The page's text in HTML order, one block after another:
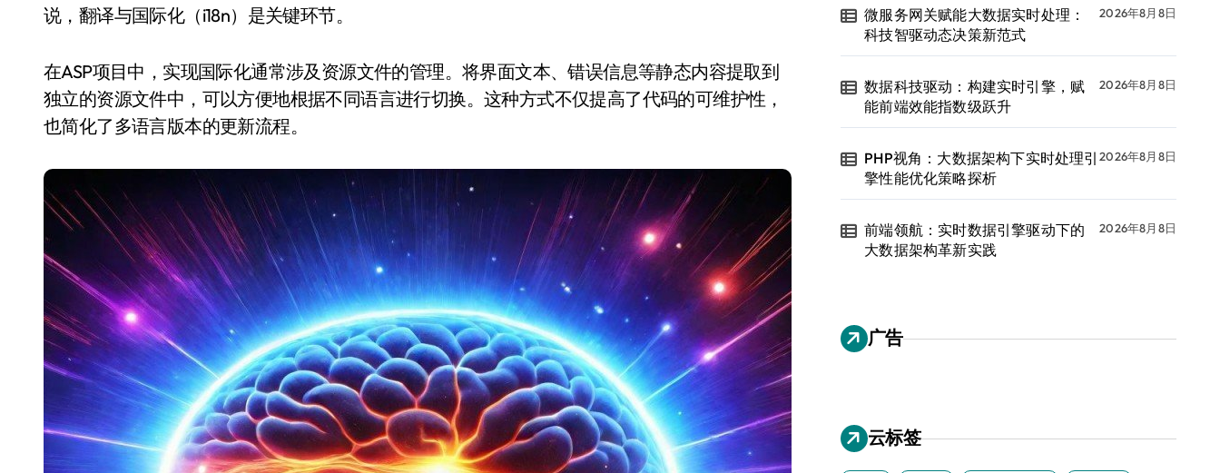
说，翻译与国际化（i18n）是关键环节。
在ASP项目中，实现国际化通常涉及资源文件的管理。将界面文本、错误信息等静态内容提取到
独立的资源文件中，可以方便地根据不同语言进行切换。这种方式不仅提高了代码的可维护性，
也简化了多语言版本的更新流程。
微服务网关赋能大数据实时处理：
科技智驱动态决策新范式
2026年8月8日
数据科技驱动：构建实时引擎，赋
能前端效能指数级跃升
2026年8月8日
PHP视角：大数据架构下实时处理引
擎性能优化策略探析
2026年8月8日
前端领航：实时数据引擎驱动下的
大数据架构革新实践
2026年8月8日
广告
云标签